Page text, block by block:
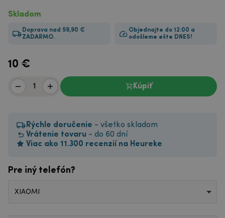
Skladom
Doprava nad 59,90 €
ZADARMO.
Objednajte do 12:00 a
odošleme ešte DNES!
10 €
Kúpiť
Rýchle doručenie - všetko skladom
Vrátenie tovaru - do 60 dní
Viac ako 11.300 recenzií na Heureke
Pre iný telefón?
XIAOMI